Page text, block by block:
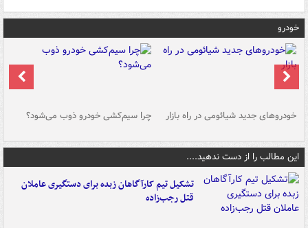
خودرو
خودروهای جدید شیائومی در راه بازار چرا سیم‌کشی خودرو ذوب می‌شود؟
این مطالب را از دست ندهید....
تشکیل تیم کارآگاهان زبده برای دستگیری عاملان
قتل رجب‌زاده